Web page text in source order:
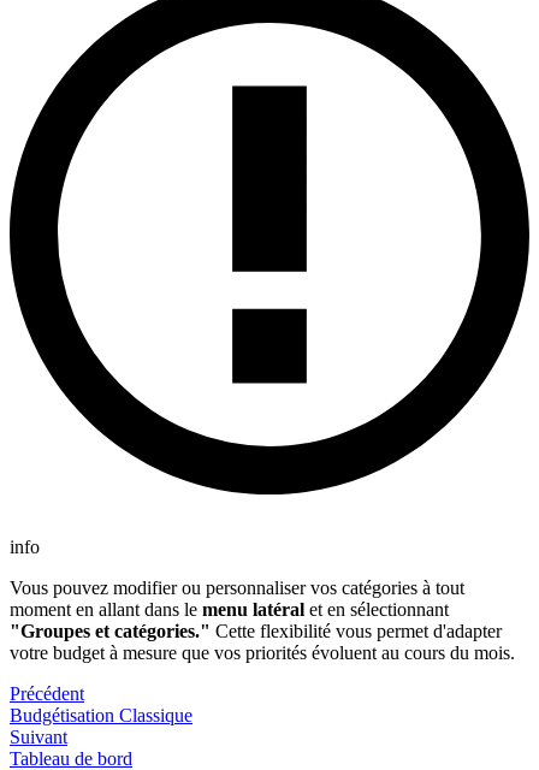
info
Vous pouvez modifier ou personnaliser vos catégories à tout
moment en allant dans le menu latéral et en sélectionnant
"Groupes et catégories." Cette flexibilité vous permet d'adapter
votre budget à mesure que vos priorités évoluent au cours du mois.
Précédent
Budgétisation Classique
Suivant
Tableau de bord